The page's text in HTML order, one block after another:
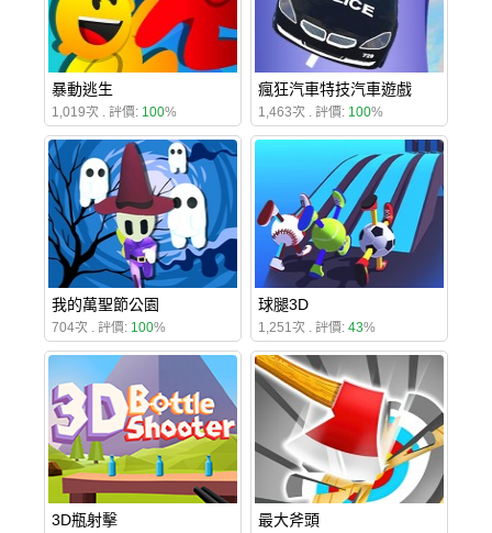
暴動逃生
1,019次 . 評價: 100%
瘋狂汽車特技汽車遊戲
1,463次 . 評價: 100%
我的萬聖節公園
704次 . 評價: 100%
球腿3D
1,251次 . 評價: 43%
3D瓶射擊 最大斧頭